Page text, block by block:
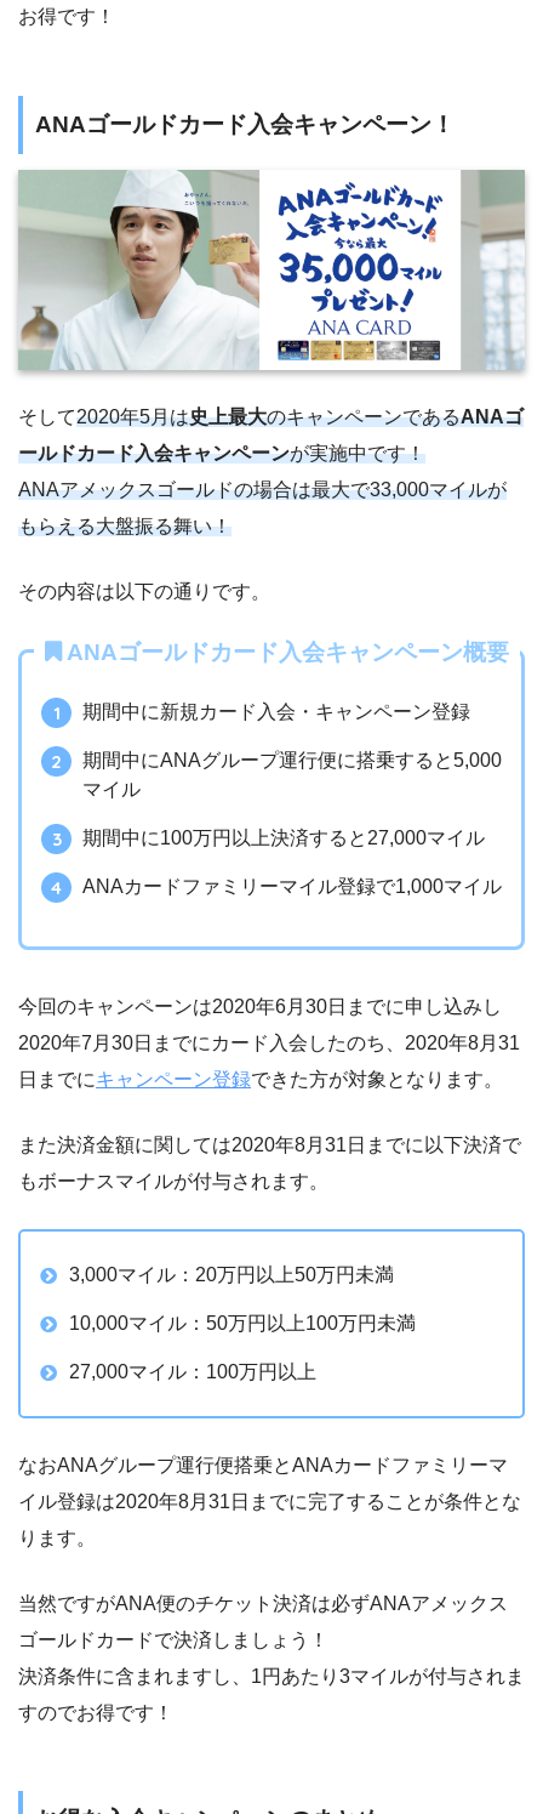
お得です！
ANAゴールドカード入会キャンペーン！
そして2020年5月は史上最大のキャンペーンであるANAゴ
ールドカード入会キャンペーンが実施中です！
ANAアメックスゴールドの場合は最大で33,000マイルが
もらえる大盤振る舞い！
その内容は以下の通りです。
ANAゴールドカード入会キャンペーン概要
期間中に新規カード入会・キャンペーン登録
期間中にANAグループ運行便に搭乗すると5,000
マイル
期間中に100万円以上決済すると27,000マイル
ANAカードファミリーマイル登録で1,000マイル
今回のキャンペーンは2020年6月30日までに申し込みし
2020年7月30日までにカード入会したのち、2020年8月31
日までにキャンペーン登録できた方が対象となります。
また決済金額に関しては2020年8月31日までに以下決済で
もボーナスマイルが付与されます。
3,000マイル：20万円以上50万円未満
10,000マイル：50万円以上100万円未満
27,000マイル：100万円以上
なおANAグループ運行便搭乗とANAカードファミリーマ
イル登録は2020年8月31日までに完了することが条件とな
ります。
当然ですがANA便のチケット決済は必ずANAアメックス
ゴールドカードで決済しましょう！
決済条件に含まれますし、1円あたり3マイルが付与されま
すのでお得です！